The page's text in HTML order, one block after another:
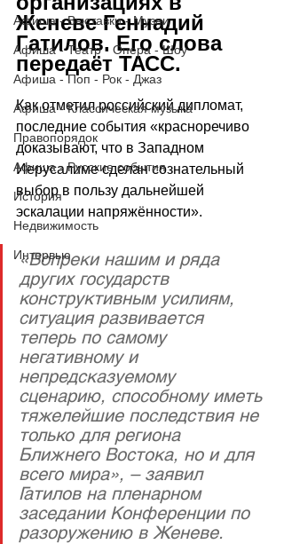
Афиша - Выставки - Музеи
Афиша - Театр - Опера - Шоу
Афиша - Поп - Рок - Джаз
Афиша - Классическая музыка
Правопорядок
Афиша - Русские события
История
Недвижимость
Интервью
Женеве Геннадий
Гатилов. Его слова
передаёт ТАСС.
Как отметил российский дипломат,
последние события «красноречиво
доказывают, что в Западном
Иерусалиме сделан сознательный
выбор в пользу дальнейшей
эскалации напряжённости».
«Вопреки нашим и ряда
других государств
конструктивным усилиям,
ситуация развивается
теперь по самому
негативному и
непредсказуемому
сценарию, способному иметь
тяжелейшие последствия не
только для региона
Ближнего Востока, но и для
всего мира», – заявил
Гатилов на пленарном
заседании Конференции по
разоружению в Женеве.